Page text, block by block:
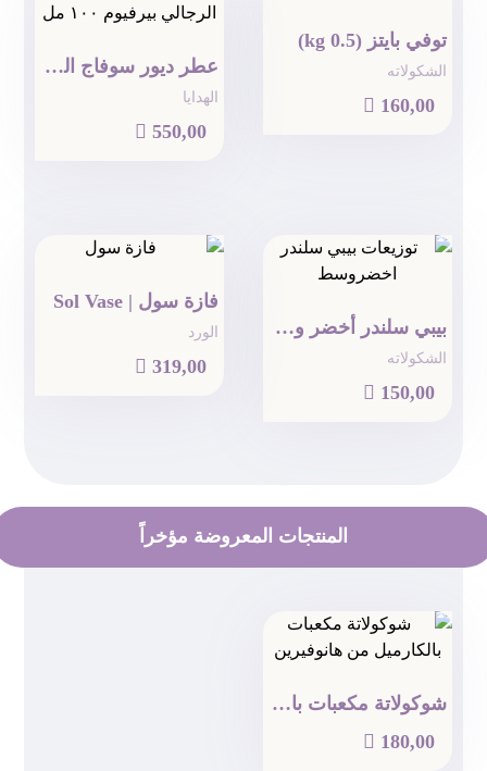
توفي بايتز (0.5 kg)
الشكولاته
 160,00
عطر ديور سوفاج الرجالي بيرفيوم ١٠٠ مل
الهدايا
 550,00
بيبي سلندر أخضر وسط
الشكولاته
 150,00
فازة سول | Sol Vase
الورد
 319,00
المنتجات المعروضة مؤخراً
شوكولاتة مكعبات بالكارميل من هانوفيرين
 180,00